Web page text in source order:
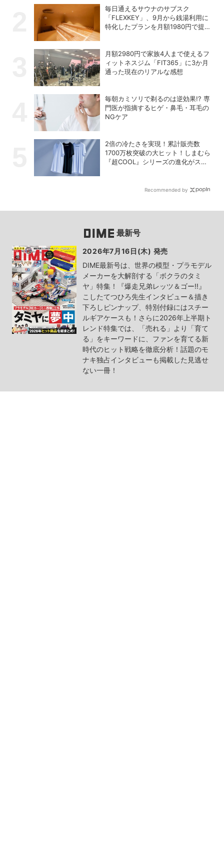
毎日通えるサウナのサブスク
「FLEXKEY」、9月から銭湯利用に
特化したプランを月額1980円で提供
月額2980円で家族4人まで使えるフ
ィットネスジム「FIT365」に3か月
通った現在のリアルな感想
毎朝カミソリで剃るのは逆効果!? 専
門医が指摘するヒゲ・鼻毛・耳毛の
NGケア
2倍の冷たさを実現！累計販売数
1700万枚突破の大ヒット！しまむら
『超COOL』シリーズの進化がスゴ
Recommended by
最新号
2026年7月16日(木) 発売
DIME最新号は、世界の模型・プラモデル
メーカーを大解剖する「ボクラのタミ
ヤ」特集！『爆走兄弟レッツ＆ゴー!!』
こしたてつひろ先生インタビュー＆描き
下ろしピンナップ、特別付録にはスチー
ルギアケースも！さらに2026年上半期ト
レンド特集では、「売れる」より「育て
る」をキーワードに、ファンを育てる新
時代のヒット戦略を徹底分析！話題のモ
ナキ独占インタビューも掲載した見逃せ
ない一冊！